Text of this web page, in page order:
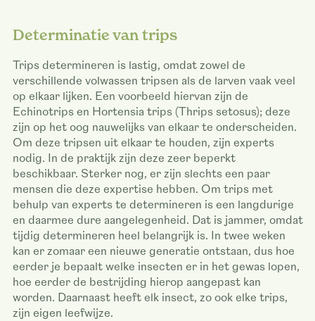
Determinatie van trips
Trips determineren is lastig, omdat zowel de
verschillende volwassen tripsen als de larven vaak veel
op elkaar lijken. Een voorbeeld hiervan zijn de
Echinotrips en Hortensia trips (Thrips setosus); deze
zijn op het oog nauwelijks van elkaar te onderscheiden.
Om deze tripsen uit elkaar te houden, zijn experts
nodig. In de praktijk zijn deze zeer beperkt
beschikbaar. Sterker nog, er zijn slechts een paar
mensen die deze expertise hebben. Om trips met
behulp van experts te determineren is een langdurige
en daarmee dure aangelegenheid. Dat is jammer, omdat
tijdig determineren heel belangrijk is. In twee weken
kan er zomaar een nieuwe generatie ontstaan, dus hoe
eerder je bepaalt welke insecten er in het gewas lopen,
hoe eerder de bestrijding hierop aangepast kan
worden. Daarnaast heeft elk insect, zo ook elke trips,
zijn eigen leefwijze.